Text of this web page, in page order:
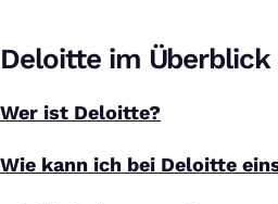
Deloitte im Überblick
Wer ist Deloitte?
Wie kann ich bei Deloitte